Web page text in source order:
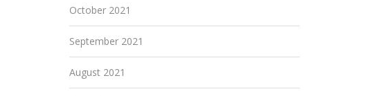
October 2021
September 2021
August 2021